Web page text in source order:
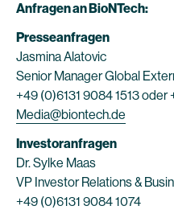
Anfragen an BioNTech:
Presseanfragen
Jasmina Alatovic
Senior Manager Global
+49 (0)6131 9084 1513 oder
Media@biontech.de
Investoranfragen
Dr. Sylke Maas
VP Investor Relations &
+49 (0)6131 9084 1074